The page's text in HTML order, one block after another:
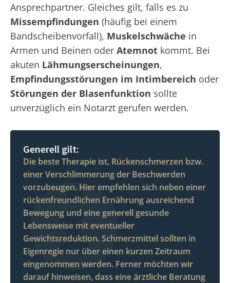
Ansprechpartner. Gleiches gilt, falls es zu
Missempfindungen (häufig bei einem
Bandscheibenvorfall), Muskelschwäche in
Armen und Beinen oder Atemnot kommt. Bei
akuten Lähmungserscheinungen,
Empfindungsstörungen im Intimbereich oder
Störungen der Blasenfunktion sollte
unverzüglich ein Notarzt gerufen werden.
Generell gilt:
Die beste Therapie ist, Rückenschmerzen bzw.
einer Verschlimmerung der Beschwerden
vorzubeugen. Hier empfehlen sich neben einer
rückenfreundlichen Ernährung ausreichend
Bewegung und eine generell gesunde
Lebensweise mit eventueller
Gewichtsreduktion. Schmerzmittel sollten in
Eigenregie nur über einen kurzen Zeitraum
eingenommen werden. Ferner möchten wir
darauf hinweisen, dass eine ärztliche Beratung